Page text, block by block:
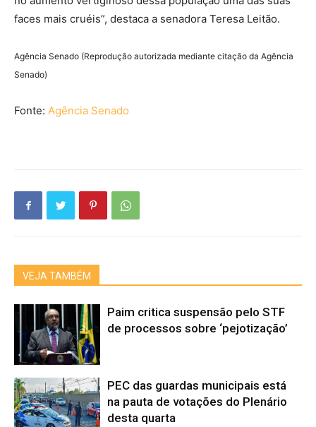
faces mais cruéis”, destaca a senadora Teresa Leitão.
Agência Senado (Reprodução autorizada mediante citação da Agência
Senado)
Fonte: Agência Senado
VEJA TAMBÉM
Paim critica suspensão pelo STF
de processos sobre ‘pejotização’
PEC das guardas municipais está
na pauta de votações do Plenário
desta quarta